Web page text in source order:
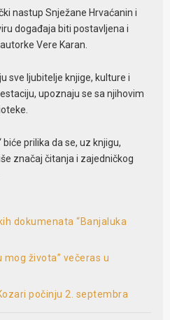
nastup Snježane Hrvaćanin i
događaja biti postavljena i
Vere Karan.
sve ljubitelje knjige, kulture i
upoznaju se sa njihovim
prilika da se, uz knjigu,
značaj čitanja i zajedničkog
dokumenata “Banjaluka
mog života” večeras u
počinju 2. septembra